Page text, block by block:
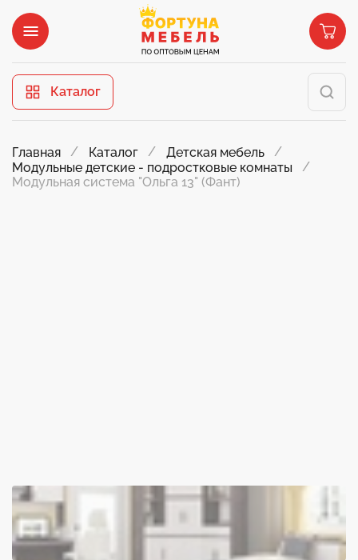
Каталог
Главная Каталог
Детская мебель
Модульные детские - подростковые комнаты
Модульная система "Ольга 13" (Фант)